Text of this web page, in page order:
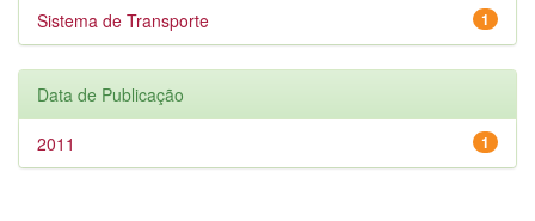
1
Sistema de Transporte
Data de Publicação
1
2011